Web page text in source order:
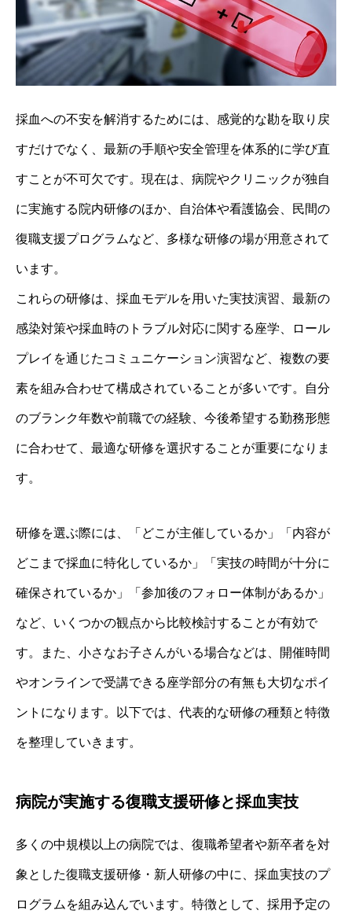
採血への不安を解消するためには、感覚的な勘を取り戻
すだけでなく、最新の手順や安全管理を体系的に学び直
すことが不可欠です。現在は、病院やクリニックが独自
に実施する院内研修のほか、自治体や看護協会、民間の
復職支援プログラムなど、多様な研修の場が用意されて
います。
これらの研修は、採血モデルを用いた実技演習、最新の
感染対策や採血時のトラブル対応に関する座学、ロール
プレイを通じたコミュニケーション演習など、複数の要
素を組み合わせて構成されていることが多いです。自分
のブランク年数や前職での経験、今後希望する勤務形態
に合わせて、最適な研修を選択することが重要になりま
す。
研修を選ぶ際には、「どこが主催しているか」「内容が
どこまで採血に特化しているか」「実技の時間が十分に
確保されているか」「参加後のフォロー体制があるか」
など、いくつかの観点から比較検討することが有効で
す。また、小さなお子さんがいる場合などは、開催時間
やオンラインで受講できる座学部分の有無も大切なポイ
ントになります。以下では、代表的な研修の種類と特徴
を整理していきます。
病院が実施する復職支援研修と採血実技
多くの中規模以上の病院では、復職希望者や新卒者を対
象とした復職支援研修・新人研修の中に、採血実技のプ
ログラムを組み込んでいます。特徴として、採用予定の